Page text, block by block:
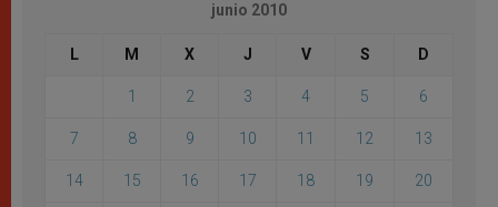
junio 2010
L M X J V S D
1 2 3 4 5 6
7 8 9 10 11 12 13
14 15 16 17 18 19 20